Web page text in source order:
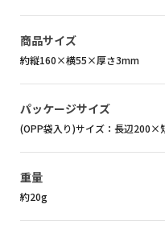
商品サイズ
約縦160×横55×厚さ3mm
パッケージサイズ
(OPP袋入り)サイズ：長辺
重量
約20g